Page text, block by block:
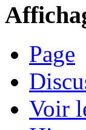
Page
Voir